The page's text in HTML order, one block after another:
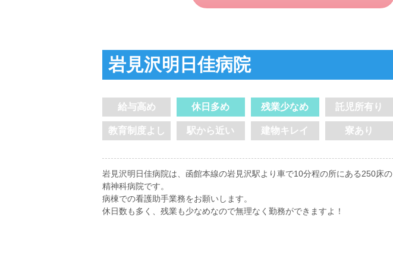
岩見沢明日佳病院
給与高め 休日多め 残業少なめ 託児所有り
教育制度よし 駅から近い 建物キレイ 寮あり
岩見沢明日佳病院は、函館本線の岩見沢駅より車で10分程の所にある250床の
精神科病院です。
病棟での看護助手業務をお願いします。
休日数も多く、残業も少なめなので無理なく勤務ができますよ！